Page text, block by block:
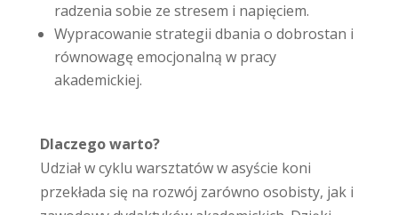
radzenia sobie ze stresem i napięciem.
Wypracowanie strategii dbania o dobrostan i
równowagę emocjonalną w pracy
akademickiej.
Dlaczego warto?
Udział w cyklu warsztatów w asyście koni
przekłada się na rozwój zarówno osobisty, jak i